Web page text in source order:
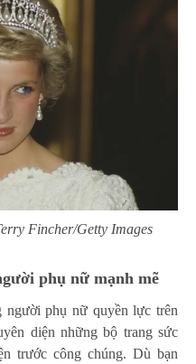
Fincher/Getty Images
phụ nữ mạnh mẽ
người phụ nữ quyền lực trên
diện những bộ trang sức
trước công chúng. Dù bạn